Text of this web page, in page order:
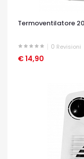
Termoventilatore
0 Revisioni
€ 14,90
OCCHIATA VELOCE